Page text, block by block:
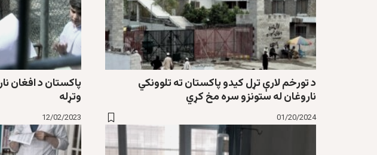
د تورخم لارې تړل کیدو پاکستان ته تلوونکي
ناروغان له ستونزو سره مخ کړي
01/20/2024
پاکستان د افغان
وتړله
12/02/2023